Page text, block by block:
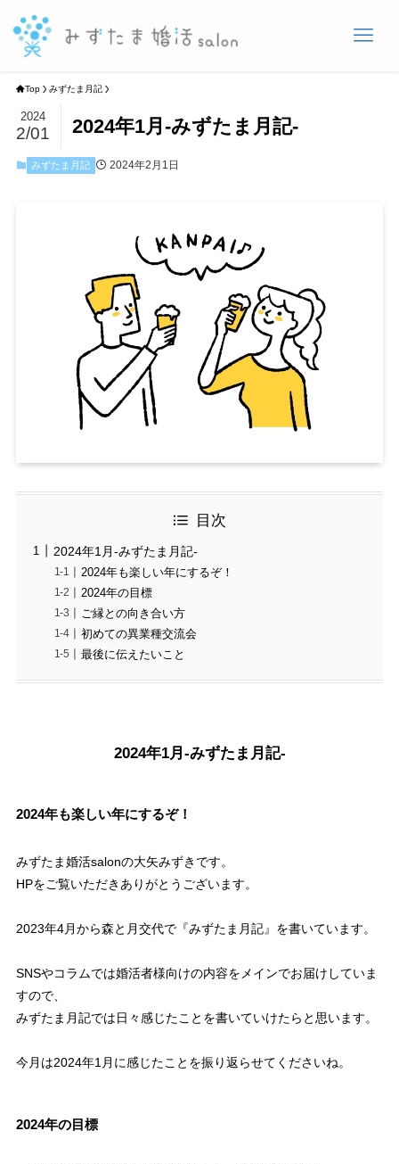
Top みずたま月記
2024年1月-みずたま月記-
2024
2/01
みずたま月記 2024年2月1日
目次
2024年1月-みずたま月記-
2024年も楽しい年にするぞ！
2024年の目標
ご縁との向き合い方
初めての異業種交流会
最後に伝えたいこと
2024年1月-みずたま月記-
2024年も楽しい年にするぞ！
みずたま婚活salonの大矢みずきです。
HPをご覧いただきありがとうございます。
2023年4月から森と月交代で『みずたま月記』を書いています。
SNSやコラムでは婚活者様向けの内容をメインでお届けしていま
すので、
みずたま月記では日々感じたことを書いていけたらと思います。
今月は2024年1月に感じたことを振り返らせてくださいね。
2024年の目標